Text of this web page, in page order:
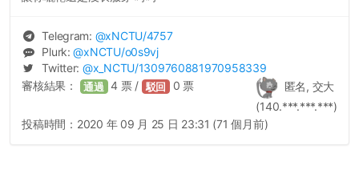
Telegram: @xNCTU/4757
Plurk:@xNCTU/o0s9vj
Twitter: @x_NCTU/1309760881970958339
匿名, 交大
(140.***.***.***)
審核結果： 通過 4 票 / 駁回 0 票
投稿時間： 2020 年 09 月 25 日 23:31 (71 個月前)